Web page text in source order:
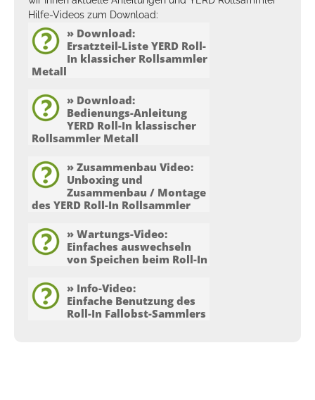
Hilfe-Videos zum Download:
» Download:
Ersatzteil-Liste YERD Roll-
In klassicher Rollsammler
Metall
Ref: https://yerd.fischer-lahr.de/images/ersatzteile-
» Download:
Bedienungs-Anleitung
YERD Roll-In klassischer
Rollsammler Metall
Bitte hier herunter laden (PDF) >>
v2022
Bitte hier herunter laden (PDF) >>
» Zusammenbau Video:
Unboxing und
Zusammenbau / Montage
des YERD Roll-In Rollsammler
» Wartungs-Video:
Einfaches auswechseln
von Speichen beim Roll-In
Alle Teile des YERD Roll-In Fallobst-Sammlers sind
leicht auswechelbar und können bei uns nachbestellt
werden. Hier Zeichen wir das Auswechseln einzelner
» Info-Video:
Einfache Benutzung des
Roll-In Fallobst-Sammlers